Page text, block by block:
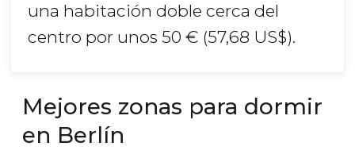
una habitación doble cerca del
centro por unos 50 € (57,68 US$).
Mejores zonas para dormir
en Berlín